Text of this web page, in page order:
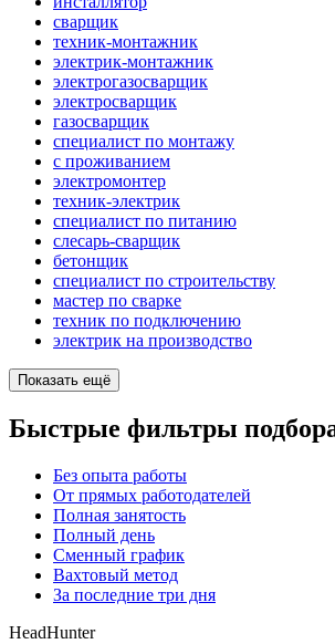
сварщик
техник-монтажник
электрик-монтажник
электрогазосварщик
электросварщик
газосварщик
специалист по монтажу
с проживанием
электромонтер
техник-электрик
специалист по питанию
слесарь-сварщик
бетонщик
специалист по строительству
мастер по сварке
техник по подключению
электрик на производство
Показать ещё
Быстрые фильтры
Без опыта работы
От прямых работодателей
Полная занятость
Полный день
Сменный график
Вахтовый метод
За последние три дня
HeadHunter